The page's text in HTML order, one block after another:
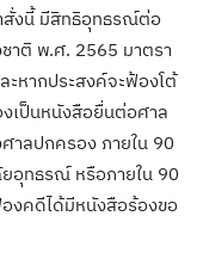
สั่งนี้ มีสิทธิอุทธรณ์ต่อ
าติ พ.ศ. 2565 มาตรา
หากประสงค์จะฟ้องโต้
เป็นหนังสือยื่นต่อศาล
าลปกครอง ภายใน 90
อุทธรณ์ หรือภายใน 90
งคดีได้มีหนังสือร้องขอ